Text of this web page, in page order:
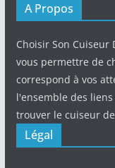
A Propos
Choisir Son Cuiseur
vous permettre de
correspond à vos
l'ensemble des
trouver le cuiseur
Légal